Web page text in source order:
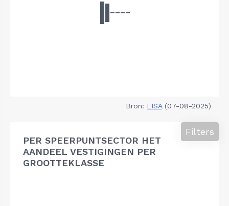
Bron: LISA(07-08-2025)
PER SPEERPUNTSECTOR HET
AANDEEL VESTIGINGEN PER
GROOTTEKLASSE
Filters